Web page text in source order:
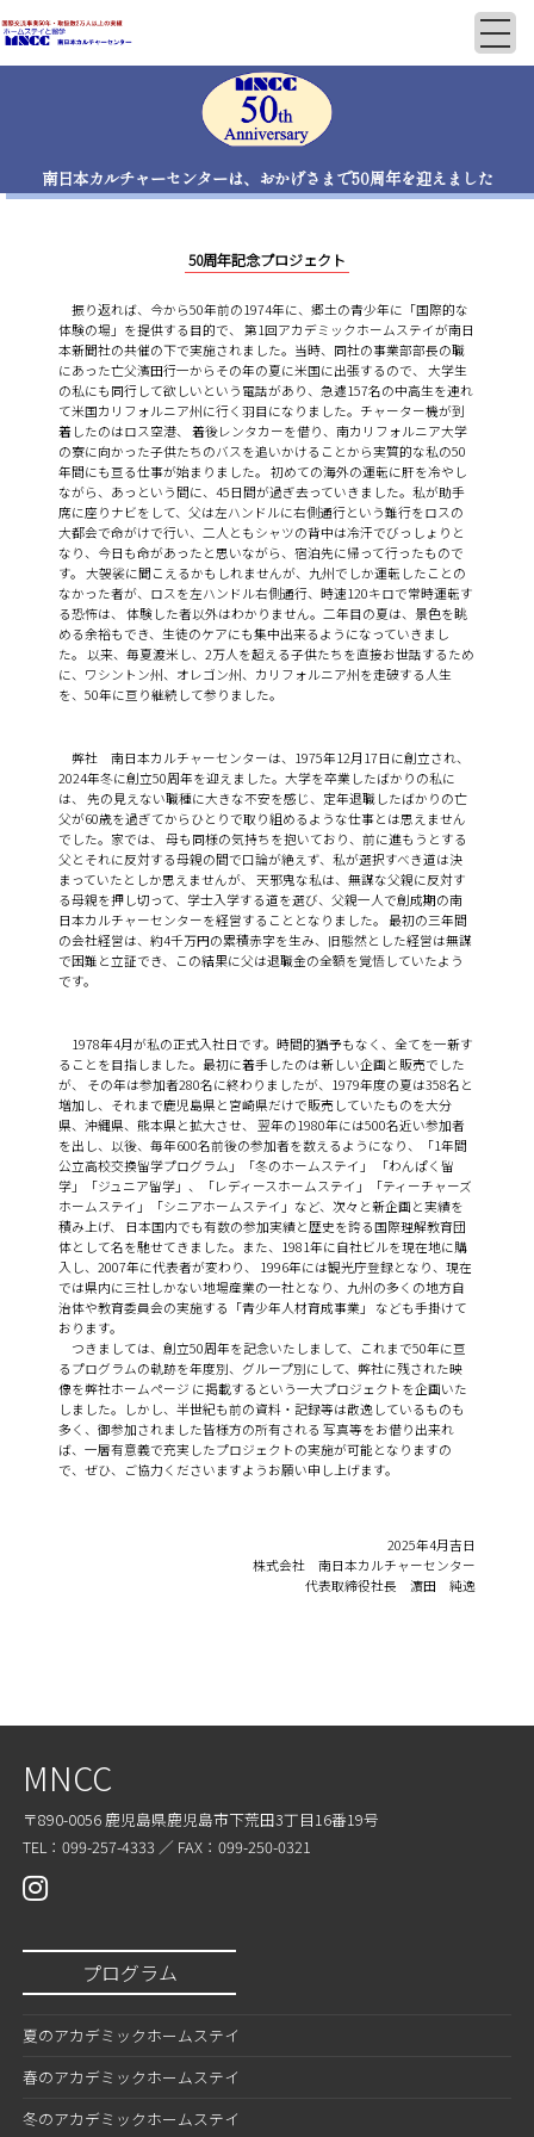
南日本カルチャーセンターは、おかげさまで50周年を迎えました
50周年記念プロジェクト
振り返れば、今から50年前の1974年に、郷土の青少年に「国際的な
体験の場」を提供する目的で、 第1回アカデミックホームステイが南日
本新聞社の共催の下で実施されました。当時、同社の事業部部長の職
にあった亡父濱田行一からその年の夏に米国に出張するので、 大学生
の私にも同行して欲しいという電話があり、急遽157名の中高生を連れ
て米国カリフォルニア州に行く羽目になりました。チャーター機が到
着したのはロス空港、 着後レンタカーを借り、南カリフォルニア大学
の寮に向かった子供たちのバスを追いかけることから実質的な私の50
年間にも亘る仕事が始まりました。 初めての海外の運転に肝を冷やし
ながら、あっという間に、45日間が過ぎ去っていきました。私が助手
席に座りナビをして、父は左ハンドルに右側通行という難行をロスの
大都会で命がけで行い、二人ともシャツの背中は冷汗でびっしょりと
なり、今日も命があったと思いながら、宿泊先に帰って行ったもので
す。 大袈裟に聞こえるかもしれませんが、九州でしか運転したことの
なかった者が、ロスを左ハンドル右側通行、時速120キロで常時運転す
る恐怖は、 体験した者以外はわかりません。二年目の夏は、景色を眺
める余裕もでき、生徒のケアにも集中出来るようになっていきまし
た。 以来、毎夏渡米し、2万人を超える子供たちを直接お世話するため
に、ワシントン州、オレゴン州、カリフォルニア州を走破する人生
を、50年に亘り継続して参りました。
弊社 南日本カルチャーセンターは、1975年12月17日に創立され、
2024年冬に創立50周年を迎えました。大学を卒業したばかりの私に
は、 先の見えない職種に大きな不安を感じ、定年退職したばかりの亡
父が60歳を過ぎてからひとりで取り組めるような仕事とは思えません
でした。家では、 母も同様の気持ちを抱いており、前に進もうとする
父とそれに反対する母親の間で口論が絶えず、私が選択すべき道は決
まっていたとしか思えませんが、 天邪鬼な私は、無謀な父親に反対す
る母親を押し切って、学士入学する道を選び、父親一人で創成期の南
日本カルチャーセンターを経営することとなりました。 最初の三年間
の会社経営は、約4千万円の累積赤字を生み、旧態然とした経営は無謀
で困難と立証でき、この結果に父は退職金の全額を覚悟していたよう
です。
1978年4月が私の正式入社日です。時間的猶予もなく、全てを一新す
ることを目指しました。最初に着手したのは新しい企画と販売でした
が、 その年は参加者280名に終わりましたが、1979年度の夏は358名と
増加し、それまで鹿児島県と宮崎県だけで販売していたものを大分
県、沖縄県、熊本県と拡大させ、 翌年の1980年には500名近い参加者
を出し、以後、毎年600名前後の参加者を数えるようになり、「1年間
公立高校交換留学プログラム」「冬のホームステイ」 「わんぱく留
学」「ジュニア留学」、「レディースホームステイ」「ティーチャーズ
ホームステイ」「シニアホームステイ」など、次々と新企画と実績を
積み上げ、 日本国内でも有数の参加実績と歴史を誇る国際理解教育団
体として名を馳せてきました。また、1981年に自社ビルを現在地に購
入し、2007年に代表者が変わり、 1996年には観光庁登録となり、現在
では県内に三社しかない地場産業の一社となり、九州の多くの地方自
治体や教育委員会の実施する「青少年人材育成事業」 なども手掛けて
おります。
つきましては、創立50周年を記念いたしまして、これまで50年に亘
るプログラムの軌跡を年度別、グループ別にして、弊社に残された映
像を弊社ホームページ に掲載するという一大プロジェクトを企画いた
しました。しかし、半世紀も前の資料・記録等は散逸しているものも
多く、御参加されました皆様方の所有される 写真等をお借り出来れ
ば、一層有意義で充実したプロジェクトの実施が可能となりますの
で、ぜひ、ご協力くださいますようお願い申し上げます。
2025年4月吉日
株式会社 南日本カルチャーセンター
代表取締役社長 濵田 純逸
MNCC
〒890-0056 鹿児島県鹿児島市下荒田3丁目16番19号
TEL：099-257-4333 ／ FAX：099-250-0321
プログラム
夏のアカデミックホームステイ
春のアカデミックホームステイ
冬のアカデミックホームステイ